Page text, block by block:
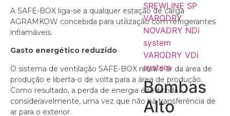
SREWLINE SP
VARODRY
NOVADRY NDi
system
VARODRY VDi
system
Bombas
Alto
A SAFE-BOX liga-se a qualquer estação de carga
AGRAMKOW concebida para utilização com refrigerantes
inflamáveis.
Gasto energético reduzido
O sistema de ventilação SAFE-BOX retira o ar da área de
produção e liberta-o de volta para a área de produção.
Como resultado, a perda de energia é reduzida
consideravelmente, uma vez que não há transferência de
ar para o exterior.